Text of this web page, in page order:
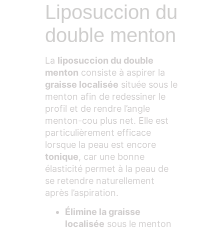
Liposuccion du
double menton
La liposuccion du double
menton consiste à aspirer la
graisse localisée située sous le
menton afin de redessiner le
profil et de rendre l’angle
menton-cou plus net. Elle est
particulièrement efficace
lorsque la peau est encore
tonique, car une bonne
élasticité permet à la peau de
se retendre naturellement
après l’aspiration.
Élimine la graisse
localisée sous le menton